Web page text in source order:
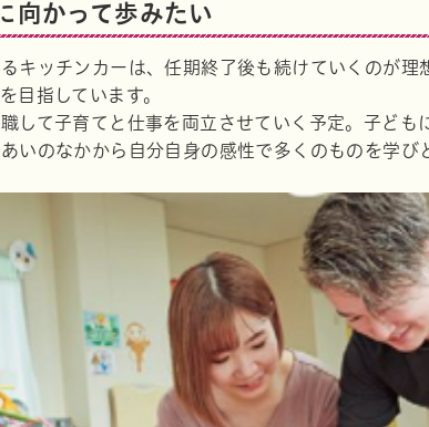
向かって歩みたい
キッチンカーは、任期終了後も続けていくのが
目指しています。
して子育てと仕事を両立させていく予定。子ども
いのなかから自分自身の感性で多くのものを学び